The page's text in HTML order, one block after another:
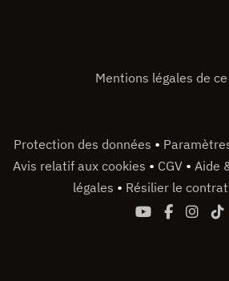
Mentions légales de
Protection des données •
Avis relatif aux cookies • CGV • Aide
légales • Résilier le contrat